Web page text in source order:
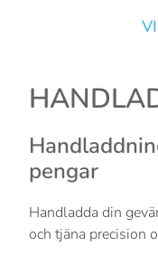
pengar
Handladda din
och tjäna precision